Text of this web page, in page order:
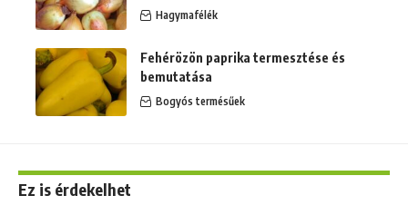
Hagymafélék
Fehérözön paprika termesztése és
bemutatása
Bogyós termésűek
Ez is érdekelhet